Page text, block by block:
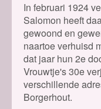
In februari 1924
Salomon heeft
gewoond en
naartoe verhuisd
dat jaar hun 2e
Vrouwtje's 30e
verschillende
Borgerhout.